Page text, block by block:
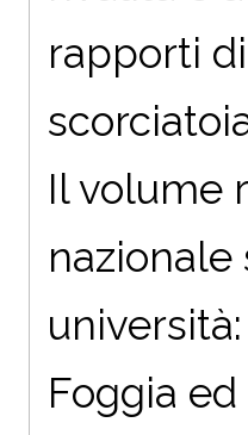
rapporti
Il volume
Foggia